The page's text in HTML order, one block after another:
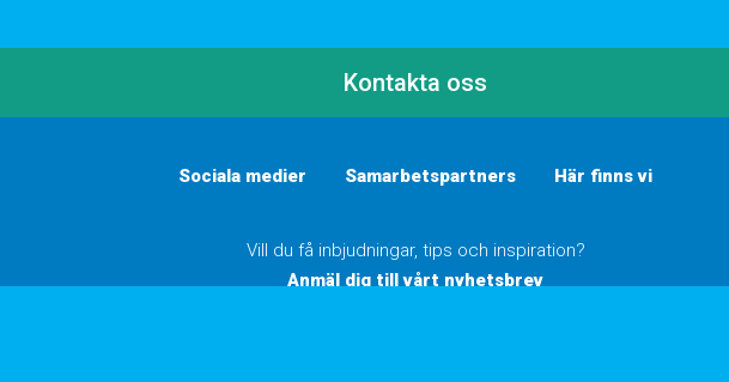
Kontakta oss
Sociala medier Samarbetspartners Här finns vi
Vill du få inbjudningar, tips och inspiration?
Anmäl dig till vårt nyhetsbrev